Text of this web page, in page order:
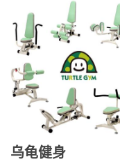
乌龟健身